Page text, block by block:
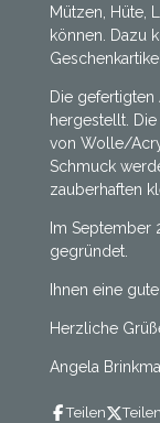
Mützen, Hüte,
können. Dazu
Die gefertigten
hergestellt.
von Wolle/
Schmuck
zauberhaften
Im September
gegründet.
Ihnen eine
Herzliche
Angela
Teilen Teilen